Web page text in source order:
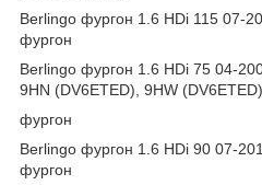
Berlingo фургон 1.6 HDi 115 07-
фургон
Berlingo фургон 1.6 HDi 75 04-
9HN (DV6ETED), 9HW
фургон
Berlingo фургон 1.6 HDi 90 07-
фургон